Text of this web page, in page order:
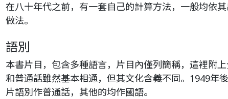
在八十年代之前，有一套自己的計算方法，一般均依
做法。
語別
本書片目，包含多種語言，片目內僅列簡稱，這裡附
和普通話雖然基本相通，但其文化含義不同。1949年
片語別作普通話，其他的均作國語。